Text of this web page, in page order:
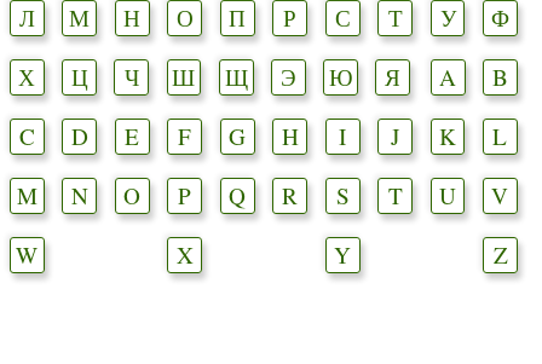
Л
М Н О П Р С Т У
Ф
Х
Ц Ч Ш Щ Э Ю Я A
B
C
D E F G H I J K
L
M
N O P Q R S T U
V
W
X Y Z